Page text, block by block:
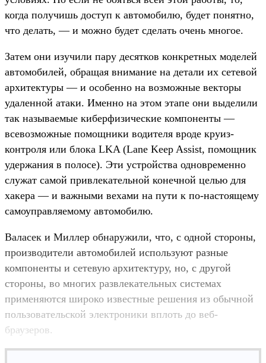
когда получишь доступ к автомобилю, будет понятно,
что делать, — и можно будет сделать очень многое.
Затем они изучили пару десятков конкретных моделей
автомобилей, обращая внимание на детали их сетевой
архитектуры — и особенно на возможные векторы
удаленной атаки. Именно на этом этапе они выделили
так называемые киберфизические компоненты —
всевозможные помощники водителя вроде круиз-
контроля или блока LKA (Lane Keep Assist, помощник
удержания в полосе). Эти устройства одновременно
служат самой привлекательной конечной целью для
хакера — и важными вехами на пути к по-настоящему
самоуправляемому автомобилю.
Валасек и Миллер обнаружили, что, с одной стороны,
производители автомобилей используют разные
компоненты и сетевую архитектуру, но, с другой
стороны, во многих развлекательных системах
применяются широко известные решения из обычной
пользовательской электроники вплоть до веб-
браузеров.